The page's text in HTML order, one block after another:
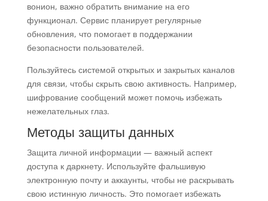
вонион, важно обратить внимание на его
функционал. Сервис планирует регулярные
обновления, что помогает в поддержании
безопасности пользователей.
Пользуйтесь системой открытых и закрытых каналов
для связи, чтобы скрыть свою активность. Например,
шифрование сообщений может помочь избежать
нежелательных глаз.
Методы защиты данных
Защита личной информации — важный аспект
доступа к даркнету. Используйте фальшивую
электронную почту и аккаунты, чтобы не раскрывать
свою истинную личность. Это помогает избежать